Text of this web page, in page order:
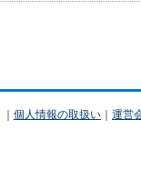
｜ 個人情報の取扱い ｜ 運営